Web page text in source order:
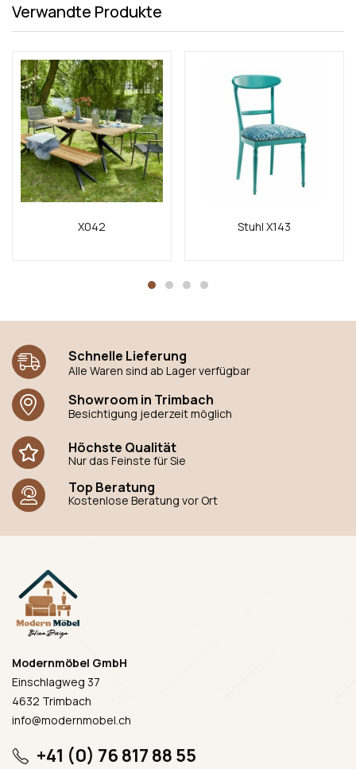
Verwandte Produkte
X042 Stuhl X143
Schnelle Lieferung
Alle Waren sind ab Lager verfügbar
Showroom in Trimbach
Besichtigung jederzeit möglich
Höchste Qualität
Nur das Feinste für Sie
Top Beratung
Kostenlose Beratung vor Ort
Modernmöbel GmbH
Einschlagweg 37
4632 Trimbach
info@modernmobel.ch
+41 (0) 76 817 88 55